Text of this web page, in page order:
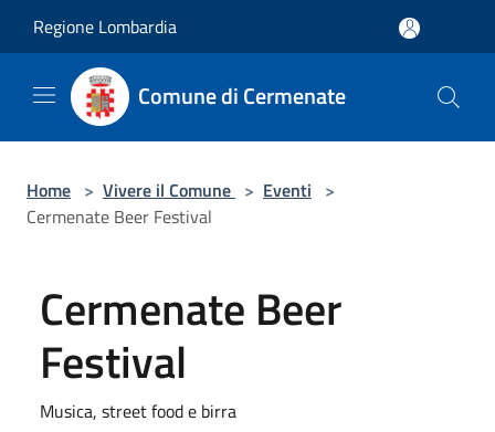
Regione Lombardia
Comune di Cermenate
Home > Vivere il Comune > Eventi >
Cermenate Beer Festival
Cermenate Beer
Festival
Musica, street food e birra